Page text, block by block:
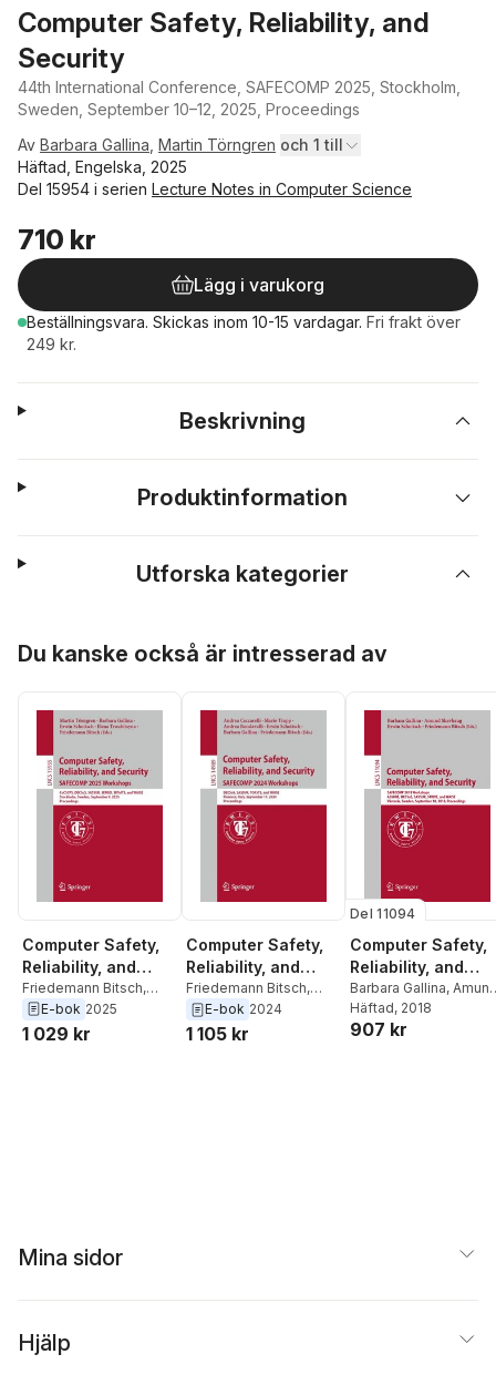
Computer Safety, Reliability, and
Security
44th International Conference, SAFECOMP 2025, Stockholm,
Sweden, September 10–12, 2025, Proceedings
Av Barbara Gallina Martin Törngren och 1 till
Häftad, Engelska, 2025
Del 15954 i serien Lecture Notes in Computer Science
710 kr
Lägg i varukorg
Beställningsvara. Skickas inom 10-15 vardagar. Fri frakt över
249 kr.
Beskrivning
Produktinformation
Utforska kategorier
Du kanske också är intresserad av
Computer Safety,
Reliability, and
Security.
SAFECOMP 2025
Workshops
Friedemann Bitsch,
Elena Troubitsyna
Erwin Schoitsch
E-bok 2025
1 029 kr
Computer Safety,
Reliability, and
Security.
SAFECOMP 2024
Workshops
Friedemann Bitsch,
Barbara Gallina
Schoitsch
E-bok 2024
1 105 kr
Del 11094
Computer Safety,
Reliability, and
Security
Barbara Gallina,
Skavhaug,Erwin
Schoitsch
Häftad, 2018
907 kr
Mina sidor
Hjälp